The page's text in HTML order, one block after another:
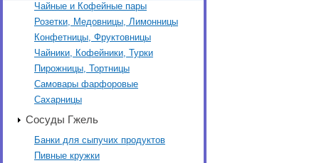
Чайные и Кофейные пары
Розетки, Медовницы, Лимонницы
Конфетницы, Фруктовницы
Чайники, Кофейники, Турки
Пирожницы, Тортницы
Самовары фарфоровые
Сахарницы
Сосуды Гжель
Банки для сыпучих продуктов
Пивные кружки